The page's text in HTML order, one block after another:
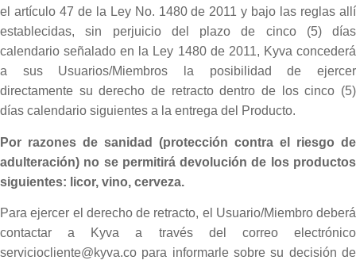
el artículo 47 de la Ley No. 1480 de 2011 y bajo las reglas allí
establecidas, sin perjuicio del plazo de cinco (5) días
calendario señalado en la Ley 1480 de 2011, Kyva concederá
a sus Usuarios/Miembros la posibilidad de ejercer
directamente su derecho de retracto dentro de los cinco (5)
días calendario siguientes a la entrega del Producto.
Por razones de sanidad (protección contra el riesgo de
adulteración) no se permitirá devolución de los productos
siguientes: licor, vino, cerveza.
Para ejercer el derecho de retracto, el Usuario/Miembro deberá
contactar a Kyva a través del correo electrónico
serviciocliente@kyva.co para informarle sobre su decisión de